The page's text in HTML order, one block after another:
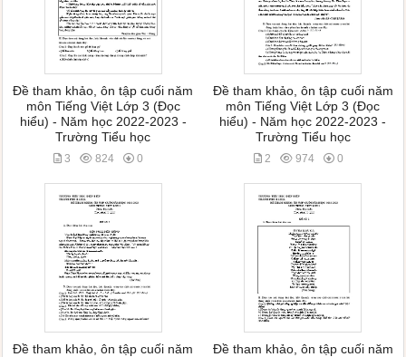
Đề tham khảo, ôn tập cuối năm
môn Tiếng Việt Lớp 3 (Đọc
hiểu) - Năm học 2022-2023 -
Trường Tiểu học
3 824 0
Đề tham khảo, ôn tập cuối năm
môn Tiếng Việt Lớp 3 (Đọc
hiểu) - Năm học 2022-2023 -
Trường Tiểu học
2 974 0
Đề tham khảo, ôn tập cuối năm
Đề tham khảo, ôn tập cuối năm